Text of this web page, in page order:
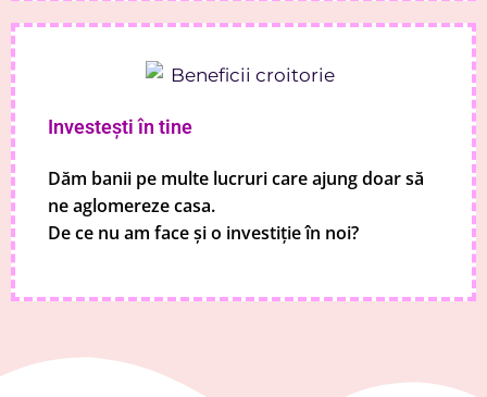
Investești în tine
Dăm banii pe multe lucruri care ajung doar să
ne aglomereze casa.
De ce nu am face și o investiție în noi?